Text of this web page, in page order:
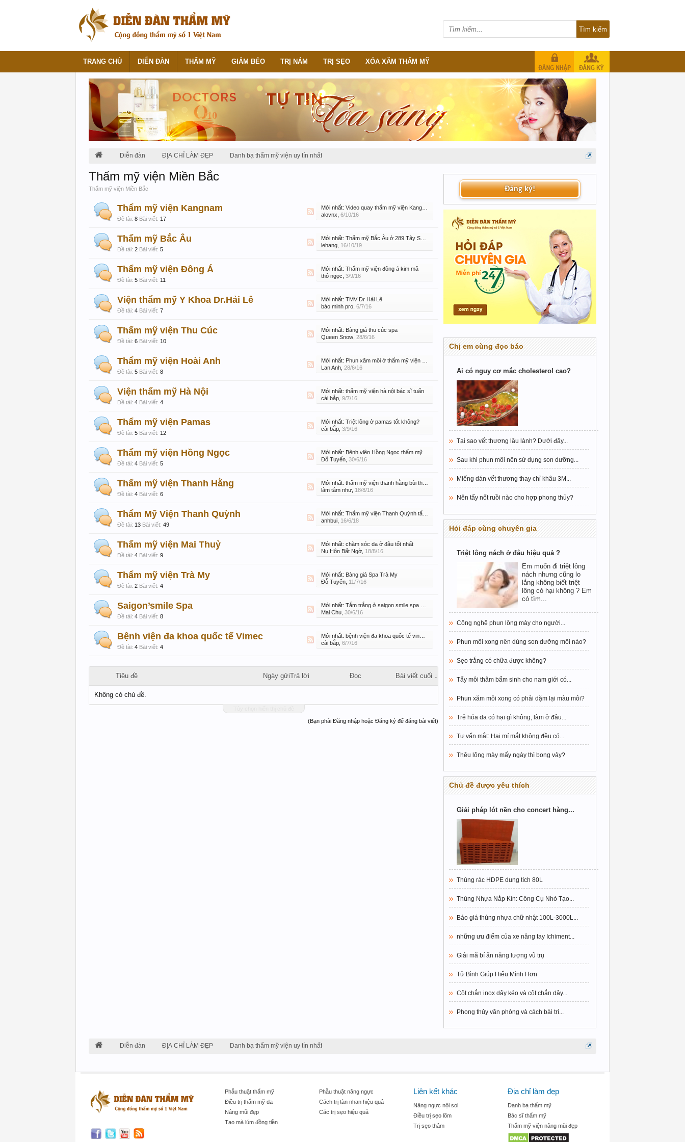
Diễn đàn ĐỊA CHỈ LÀM ĐẸP Danh bạ thẩm mỹ viện uy tín nhất
Thẩm mỹ viện Miền Bắc
Thẩm mỹ viện Miền Bắc
Thẩm mỹ viện Kangnam
Đề tài: 8 Bài viết: 17
Mới nhất: Video quay thẩm mỹ viện Kangnam lừa đảo
alovnx 6/10/16
Thẩm mỹ Bắc Âu
Đề tài: 2 Bài viết: 5
Mới nhất: Thẩm mỹ Bắc Âu ở 289 Tây Sơn mẹ nào qua chưa ?
lehang 16/10/19
Thẩm mỹ viện Đông Á
Đề tài: 5 Bài viết: 11
Mới nhất: Thẩm mỹ viện đông á kim mã
thỏ ngọc 3/9/16
Viện thẩm mỹ Y Khoa Dr.Hải Lê
Đề tài: 4 Bài viết: 7
Mới nhất: TMV Dr Hải Lê
bảo minh pro 6/7/16
Thẩm mỹ viện Thu Cúc
Đề tài: 6 Bài viết: 10
Mới nhất: Bảng giá thu cúc spa
Queen Snow 28/6/16
Thẩm mỹ viện Hoài Anh
Đề tài: 5 Bài viết: 8
Mới nhất: Phun xăm môi ở thẩm mỹ viện hoài anh
Lan Anh 28/6/16
Viện thẩm mỹ Hà Nội
Đề tài: 4 Bài viết: 4
Mới nhất: thẩm mỹ viện hà nội bác sĩ tuấn
cải bắp 9/7/16
Thẩm mỹ viện Pamas
Đề tài: 5 Bài viết: 12
Mới nhất: Triệt lông ở pamas tốt không?
cải bắp 3/9/16
Thẩm mỹ viện Hồng Ngọc
Đề tài: 4 Bài viết: 5
Mới nhất: Bệnh viện Hồng Ngọc thẩm mỹ
Đỗ Tuyến 30/6/16
Thẩm mỹ viện Thanh Hằng
Đề tài: 4 Bài viết: 6
Mới nhất: thẩm mỹ viện thanh hằng bùi thị xuân
lâm tâm như 18/8/16
Thẩm Mỹ Viện Thanh Quỳnh
Đề tài: 13 Bài viết: 49
Mới nhất: Thẩm mỹ viện Thanh Quỳnh tẩy nốt ruồi có tốt không ?
anhbui 16/6/18
Thẩm mỹ viện Mai Thuỷ
Đề tài: 4 Bài viết: 9
Mới nhất: chăm sóc da ở đâu tốt nhất
Nụ Hôn Bất Ngờ 18/8/16
Thẩm mỹ viện Trà My
Đề tài: 2 Bài viết: 4
Mới nhất: Bảng giá Spa Trà My
Đỗ Tuyến 11/7/16
Saigon’smile Spa
Đề tài: 4 Bài viết: 8
Mới nhất: Tắm trắng ở saigon smile spa có tốt không
Mai Chu 30/6/16
Bệnh viện đa khoa quốc tế Vimec
Đề tài: 4 Bài viết: 4
Mới nhất: bệnh viện đa khoa quốc tế vinmec hà nội
cải bắp 6/7/16
Tiêu đề Ngày gửiTrả lời Đọc Bài viết cuối ↓
Không có chủ đề.
(Bạn phải Đăng nhập hoặc Đăng ký để đăng bài viết)
Đăng ký!
Chị em cùng đọc báo
Ai có nguy cơ mắc cholesterol cao?
Tại sao vết thương lâu lành? Dưới đây...
Sau khi phun môi nên sử dụng son dưỡng...
Miếng dán vết thương thay chỉ khâu 3M...
Nên tẩy nốt ruồi nào cho hợp phong thủy?
Hỏi đáp cùng chuyên gia
Triệt lông nách ở đâu hiệu quả ?
Em muốn đi triệt lông
nách nhưng cũng lo
lắng không biết triệt
lông có hại không ? Em
có tìm...
Công nghệ phun lông mày cho người...
Phun môi xong nên dùng son dưỡng môi nào?
Sẹo trắng có chữa được không?
Tẩy môi thâm bẩm sinh cho nam giới có...
Phun xăm môi xong có phải dặm lại màu môi?
Trẻ hóa da có hại gì không, làm ở đâu...
Tư vấn mắt: Hai mí mắt không đều có...
Thêu lông mày mấy ngày thì bong vảy?
Chủ đề được yêu thích
Giải pháp lót nền cho concert hàng...
Thùng rác HDPE dung tích 80L
Thùng Nhựa Nắp Kín: Công Cụ Nhỏ Tạo...
Báo giá thùng nhựa chữ nhật 100L-3000L...
những ưu điểm của xe nâng tay Ichiment...
Giải mã bí ẩn năng lượng vũ trụ
Tử Bình Giúp Hiểu Mình Hơn
Cột chắn inox dây kéo và cột chắn dây...
Phong thủy văn phòng và cách bài trí...
Diễn đàn ĐỊA CHỈ LÀM ĐẸP Danh bạ thẩm mỹ viện uy tín nhất
TRANG CHỦ DIỄN ĐÀN THẨM MỸ GIẢM BÉO TRỊ NÁM TRỊ SẸO XÓA XĂM THẨM MỸ
Phẫu thuật thẩm mỹ
Điều trị thẩm mỹ da
Nâng mũi đẹp
Tạo mà lúm đồng tiền
Phẫu thuật nâng ngực
Cách trị tàn nhan hiệu quả
Các trị sẹo hiệu quả
Liên kết khác
Nâng ngực nội soi
Điều trị sẹo lõm
Trị sẹo thâm
Địa chỉ làm đẹp
Danh bạ thẩm mỹ
Bác sĩ thẩm mỹ
Thẩm mỹ viện nâng mũi đẹp